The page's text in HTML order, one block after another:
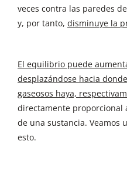
veces contra las paredes
y, por tanto, disminuye la
El equilibrio puede
desplazándose hacia
gaseosos haya,
directamente proporcional
de una sustancia. Veamos
esto.